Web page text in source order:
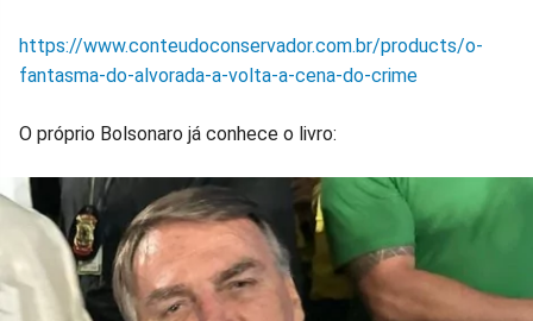
https://www.conteudoconservador.com.br/products/o-
fantasma-do-alvorada-a-volta-a-cena-do-crime
O próprio Bolsonaro já conhece o livro: